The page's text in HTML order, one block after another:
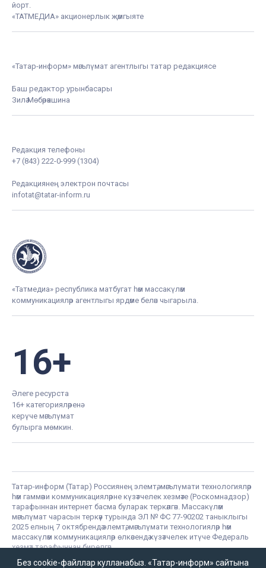
йорт.
«ТАТМЕДИА» акционерлык җәмгыяте
«Татар-информ» мәгълүмат агентлыгы татар редакциясе
Баш редактор урынбасары
Зилә Мөбәрәкшина
Редакция телефоны
+7 (843) 222-0-999 (1304)
Редакциянең электрон почтасы
infotat@tatar-inform.ru
«Татмедиа» республика матбугат һәм массакүләм
коммуникацияләр агентлыгы ярдәме белән чыгарыла.
16+
Әлеге ресурста
16+ категорияләренә
керүче мәгълүмат
булырга мөмкин.
Татар-информ (Татар) Россиянең элемтә, мәгълүмати технологияләр
һәм гаммәви коммуникацияләрне күзәтчелек хезмәте (Роскомнадзор)
тарафыннан интернет басма буларак теркәлгән. Массакүләм
мәгълүмат чарасын теркәү турында ЭЛ № ФС 77-90202 таныклыгы
2025 елның 7 октябрендә элемтә, мәгълүмати технологияләр һәм
массакүләм коммуникацияләр өлкәсендә күзәтчелек итүче Федераль
хезмәт тарафыннан бирелгән.
«Татар-информ» Россиянең элемтә, мәгълүмати технологияләр һәм
Без cookie-файллар кулланабыз. «Татар-информ» сайтына